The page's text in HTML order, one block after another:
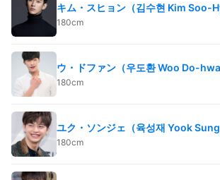
キム・スヒョン（김수현 Kim Soo-
180cm
ウ・ドファン（우도환 Woo Do-
180cm
ユク・ソンジェ（육성재 Yook
180cm